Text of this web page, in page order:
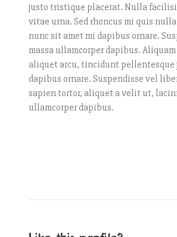
justo tristique placerat. Nulla
vitae urna. Sed rhoncus mi quis
nunc sit amet mi dapibus ornare.
massa ullamcorper dapibus.
aliquet arcu, tincidunt pellentesque
dapibus ornare. Suspendisse vel
sapien tortor, aliquet a velit ut,
ullamcorper dapibus.